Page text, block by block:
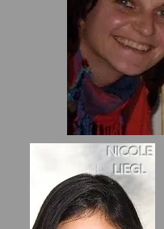
NICOLE
LIEGL